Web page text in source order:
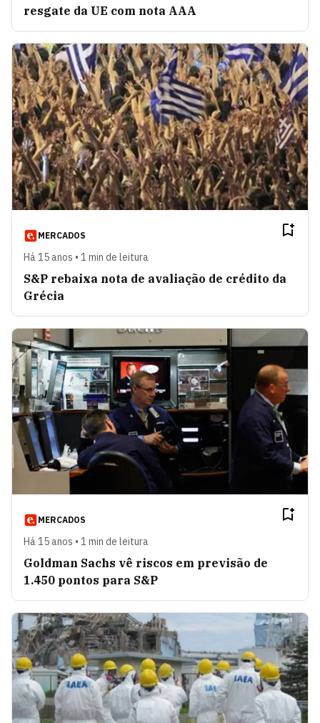
resgate da UE com nota AAA
MERCADOS
Há 15 anos • 1 min de leitura
S&P rebaixa nota de avaliação de crédito da
Grécia
MERCADOS
Há 15 anos • 1 min de leitura
Goldman Sachs vê riscos em previsão de
1.450 pontos para S&P